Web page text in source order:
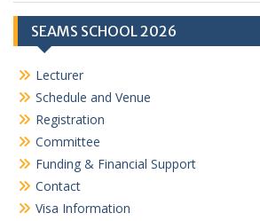
SEAMS SCHOOL 2026
Lecturer
Schedule and Venue
Registration
Committee
Funding & Financial Support
Contact
Visa Information